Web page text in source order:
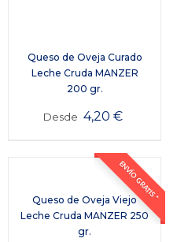
Queso de Oveja Curado
Leche Cruda MANZER
200 gr.
Desde 4,20€
ENVÍO GRATIS *
Queso de Oveja Viejo
Leche Cruda MANZER 250
gr.